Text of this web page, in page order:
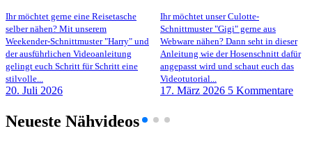
Ihr möchtet gerne eine Reisetasche
selber nähen? Mit unserem
Weekender-Schnittmuster "Harry" und
der ausführlichen Videoanleitung
gelingt euch Schritt für Schritt eine
stilvolle...
20. Juli 2026
Ihr möchtet unser Culotte-
Schnittmuster "Gigi" gerne aus
Webware nähen? Dann seht in dieser
Anleitung wie der Hosenschnitt dafür
angepasst wird und schaut euch das
Videotutorial...
17. März 2026 5 Kommentare
Neueste Nähvideos